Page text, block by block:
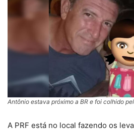
Antônio estava próximo a BR e foi colhido
A PRF está no local fazendo os